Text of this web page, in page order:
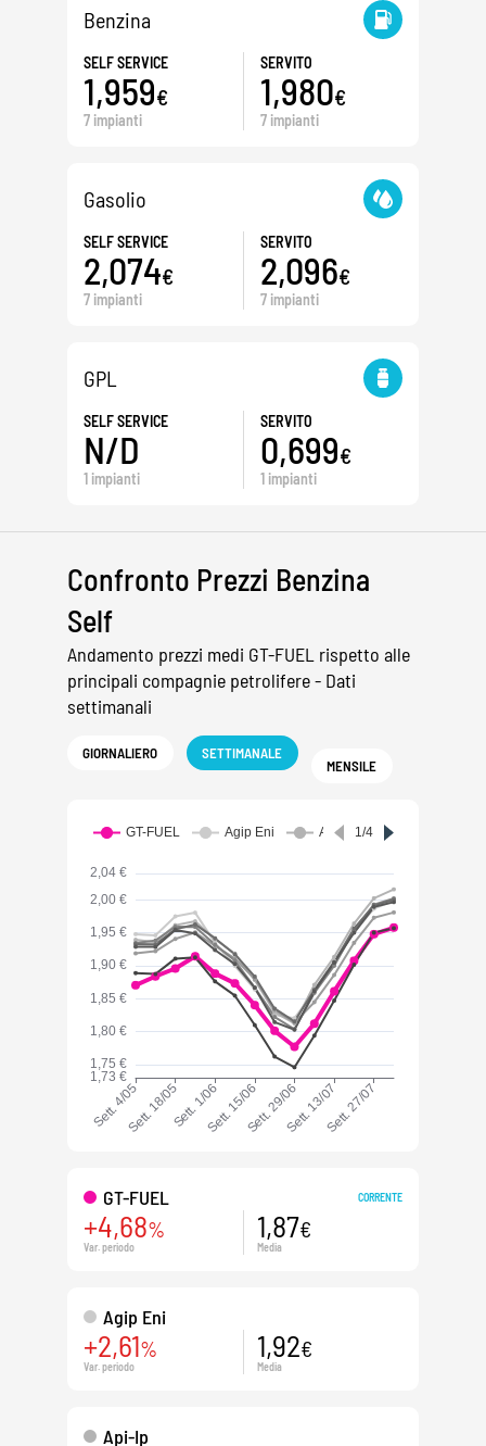
Benzina
SELF SERVICE
1,959€
7 impianti
SERVITO
1,980€
7 impianti
Gasolio
SELF SERVICE
2,074€
7 impianti
SERVITO
2,096€
7 impianti
GPL
SELF SERVICE
N/D
1 impianti
SERVITO
0,699€
1 impianti
Confronto Prezzi Benzina
Self
Andamento prezzi medi GT-FUEL rispetto alle
principali compagnie petrolifere - Dati
settimanali
GIORNALIERO SETTIMANALE
MENSILE
GT-FUEL CORRENTE
+4,68%
Var. periodo
1,87€
Media
Agip Eni
+2,61%
Var. periodo
1,92€
Media
Api-Ip